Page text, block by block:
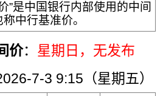
”是中国银行内部使用的中间
中行基准价。
价： 星期日 ，无发布
7-3 9:15（星期五）